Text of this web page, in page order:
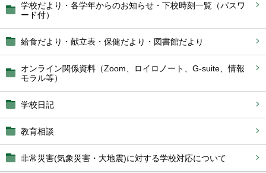
学校だより・各学年からのお知らせ・下校時刻一覧（パスワ
ード付）
給食だより・献立表・保健だより・図書館だより
オンライン関係資料（Zoom、ロイロノート、G‐suite、情報
モラル等）
学校日記
教育相談
非常災害(気象災害・大地震)に対する学校対応について